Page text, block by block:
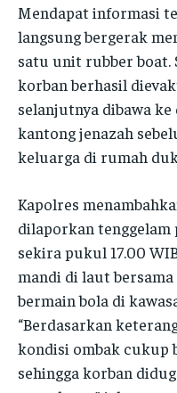
POLRES ACEH
POLRES PIDIE
POLRES PIDIE JAYA
POLRES BIREUEN
POLRES ACEH UTARA
POLRES ACEH
POLRES ACEH
POLRES ACEH
POLRES ACEH JAYA
POLRES GAYO LUES
POLRES ACEH
POLRES PIDIE
POLRES PIDIE JAYA
POLRES BIREUEN
POLRES ACEH UTARA
POLRES ACEH
POLRES ACEH
POLRES ACEH
POLRES ACEH JAYA
POLRES GAYO LUES
POLRES PIDIE
POLRES PIDIE JAYA
POLRES BIREUEN
POLRES ACEH UTARA
POLRES ACEH
POLRES ACEH
POLRES ACEH
POLRES NAGAN
POLRES ACEH JAYA
POLRES PIDIE
POLRES PIDIE JAYA
POLRES BIREUEN
POLRES ACEH UTARA
POLRES ACEH
POLRES ACEH
POLRES ACEH
POLRES NAGAN
POLRES ACEH JAYA
Mendapat informasi
langsung bergerak
satu unit rubber boat.
korban berhasil
selanjutnya dibawa
kantong jenazah
keluarga di rumah
Kapolres
dilaporkan tenggelam
sekira pukul 17.00
mandi di laut
bermain bola di
“Berdasarkan
kondisi ombak cukup
sehingga korban